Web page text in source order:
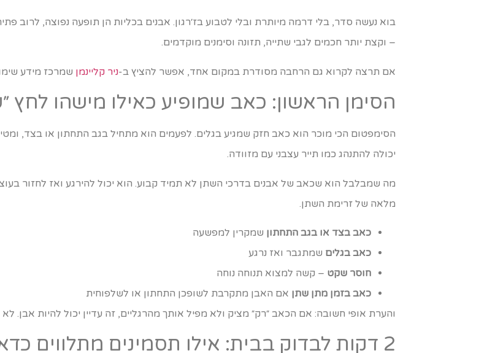
בוא נעשה סדר, בלי דרמה מיותרת ובלי לטבוע בז׳רגון. אבנים בכליות הן תופעה נפוצה, לרוב
– וקצת יותר חכמים לגבי שתייה, תזונה וסימנים מוקדמים.
אם תרצה לקרוא גם הרחבה מסודרת במקום אחד, אפשר להציץ ב-ניר קליינמן שמרכז מידע
הסימן הראשון: כאב שמופיע כאילו מישהו לחץ
הסימפטום הכי מוכר הוא כאב חזק שמגיע בגלים. לפעמים הוא מתחיל בגב התחתון או בצד,
יכולה להתנהג כמו תייר עצבני עם מזוודה.
מה שמבלבל הוא שכאב של אבנים בדרכי השתן לא תמיד קבוע. הוא יכול להירגע ואז לחזור
מלאה של זרימת השתן.
כאב בצד או בגב התחתון שמקרין למפשעה
כאב בגלים שמתגבר ואז נרגע
חוסר שקט – קשה למצוא תנוחה נוחה
כאב בזמן מתן שתן אם האבן מתקרבת לשופכן התחתון או לשלפוחית
והערת אופי חשובה: אם הכאב ״רק״ מציק ולא מפיל אותך מהרגליים, זה עדיין יכול להיות אבן.
2 דקות לבדוק בבית: אילו תסמינים מתלווים כדאי לשים לב אליהם?